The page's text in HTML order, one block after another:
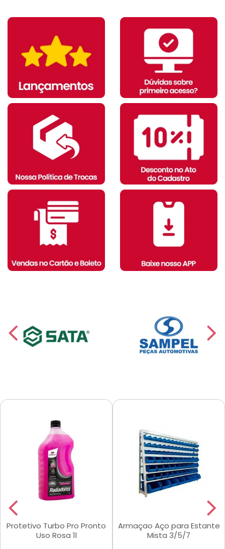
Protetivo Turbo Pro Pronto
Uso Rosa 1l
Armaçao Aço para Estante
Mista 3/5/7